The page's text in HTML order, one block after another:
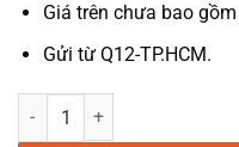
Giá trên chưa bao
Gửi từ Q12-TP.HCM.
Ghế bar xoay nâng hạ mặt